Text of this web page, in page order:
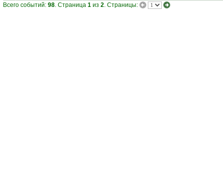
Всего событий: 98. Страница 1 из 2. Страницы: